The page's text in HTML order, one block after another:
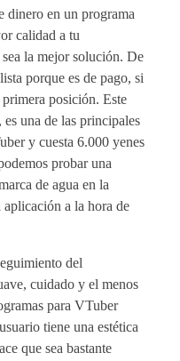
dinero en un programa
calidad a tu
la mejor solución. De
porque es de pago, si
posición. Este
una de las principales
y cuesta 6.000 yenes
probar una
de agua en la
a la hora de
del
cuidado y el menos
para VTuber
tiene una estética
que sea bastante